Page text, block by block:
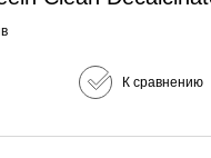
К сравнению